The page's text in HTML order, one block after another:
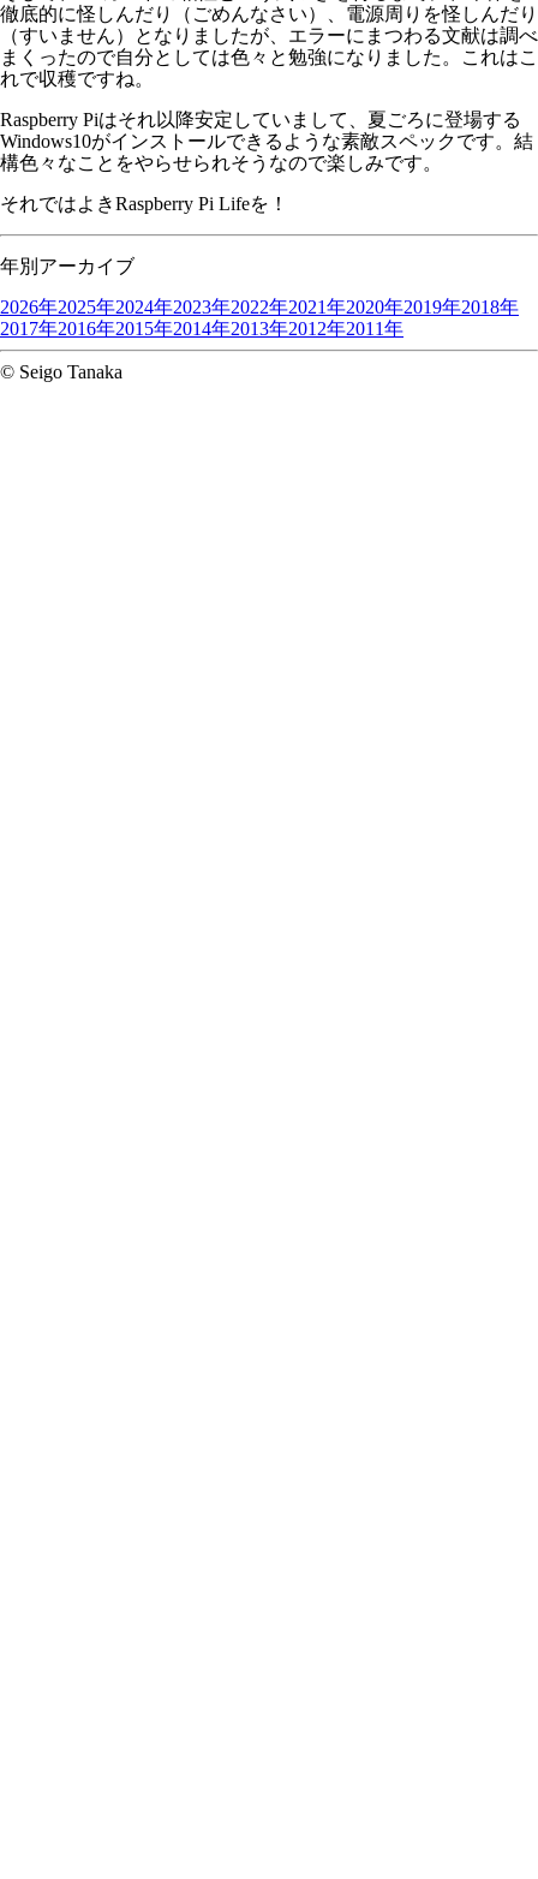
徹底的に怪しんだり（ごめんなさい）、電源周りを怪しんだり
（すいません）となりましたが、エラーにまつわる文献は調べ
まくったので自分としては色々と勉強になりました。これはこ
れで収穫ですね。
Raspberry Piはそれ以降安定していまして、夏ごろに登場する
Windows10がインストールできるような素敵スペックです。結
構色々なことをやらせられそうなので楽しみです。
それではよきRaspberry Pi Lifeを！
年別アーカイブ
2026年2025年2024年2023年2022年2021年2020年2019年2018年
2017年2016年2015年2014年2013年2012年2011年
© Seigo Tanaka